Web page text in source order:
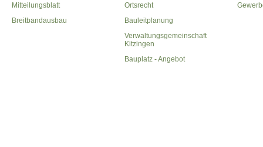
Mitteilungsblatt
Breitbandausbau
Ortsrecht
Bauleitplanung
Verwaltungsgemeinschaft
Kitzingen
Bauplatz - Angebot